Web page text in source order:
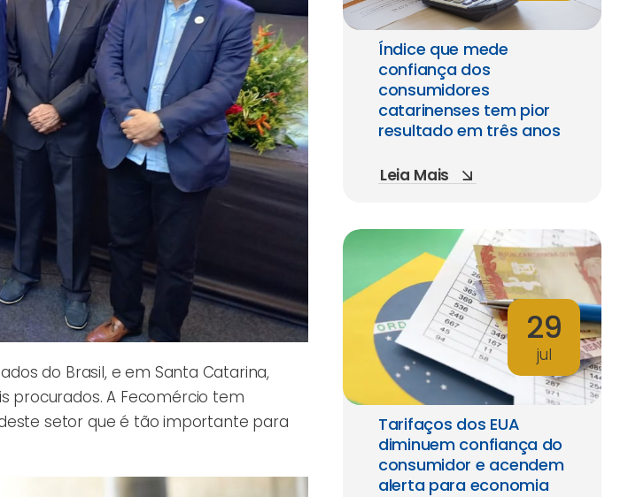
do Brasil, e em Santa Catarina,
procurados. A Fecomércio tem
setor que é tão importante para
Índice que mede
confiança dos
consumidores
catarinenses tem pior
resultado em três anos
Leia Mais
29
jul
Tarifaços dos EUA
diminuem confiança do
consumidor e acendem
alerta para economia